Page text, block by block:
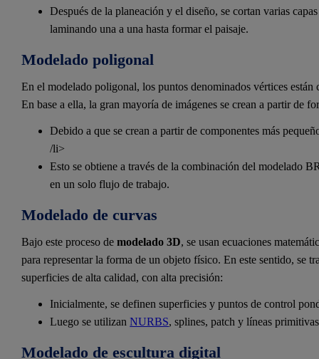
Después de la planeación y el diseño, se cortan varias
laminando una a una hasta formar el paisaje.
Modelado poligonal
En el modelado poligonal, los puntos denominados vértices están
En base a ella, la gran mayoría de imágenes se crean a partir de
Debido a que se crean a partir de componentes más
/li>
Esto se obtiene a través de la combinación del modelado
en un solo flujo de trabajo.
Modelado de curvas
Bajo este proceso demodelado 3D, se usan ecuaciones
para representar la forma de un objeto físico. En este sentido, se
superficies de alta calidad, con alta precisión:
Inicialmente, se definen superficies y puntos de control
Luego se utilizanNURBS, splines, patch y líneas
Modelado de escultura digital